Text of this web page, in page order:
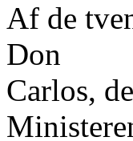
Af de
Don
Carlos,